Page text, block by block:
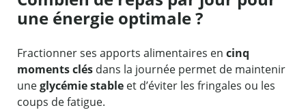
une énergie optimale ?
Fractionner ses apports alimentaires en cinq
moments clés dans la journée permet de maintenir
uneglycémie stable et d’éviter les fringales ou les
coups de fatigue.